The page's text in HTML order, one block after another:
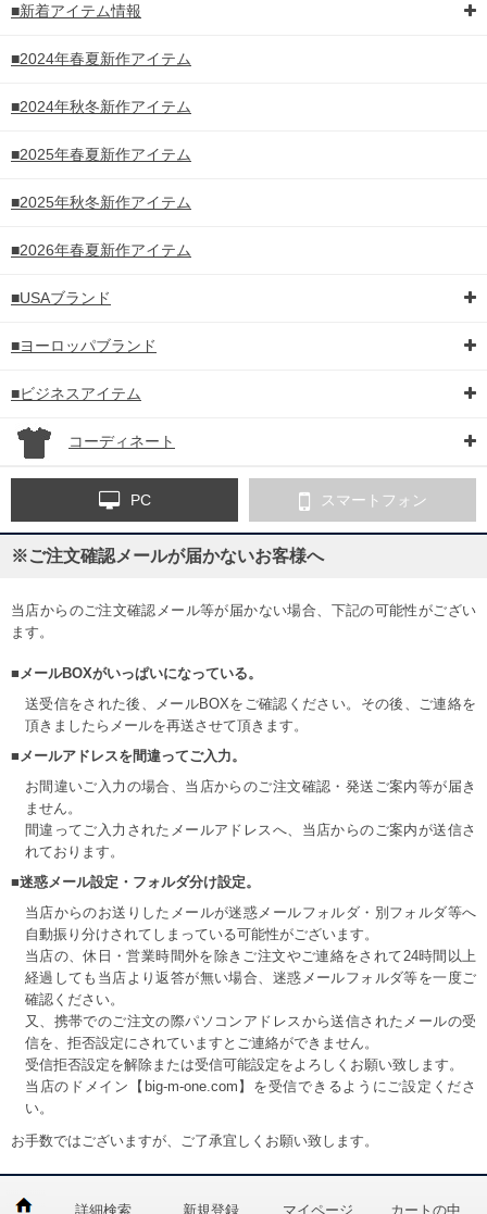
COLOR VARIATION
DETAIL
■新着アイテム情報
■2024年春夏新作アイテム
■2024年秋冬新作アイテム
■2025年春夏新作アイテム
■2025年秋冬新作アイテム
■2026年春夏新作アイテム
■USAブランド
■ヨーロッパブランド
■ビジネスアイテム
コーディネート
PC スマートフォン
※ご注文確認メールが届かないお客様へ
当店からのご注文確認メール等が届かない場合、下記の可能性がござい
ます。
■メールBOXがいっぱいになっている。
送受信をされた後、メールBOXをご確認ください。その後、ご連絡を
頂きましたらメールを再送させて頂きます。
■メールアドレスを間違ってご入力。
お間違いご入力の場合、当店からのご注文確認・発送ご案内等が届き
ません。
間違ってご入力されたメールアドレスへ、当店からのご案内が送信さ
れております。
■迷惑メール設定・フォルダ分け設定。
当店からのお送りしたメールが迷惑メールフォルダ・別フォルダ等へ
自動振り分けされてしまっている可能性がございます。
当店の、休日・営業時間外を除きご注文やご連絡をされて24時間以上
経過しても当店より返答が無い場合、迷惑メールフォルダ等を一度ご
確認ください。
又、携帯でのご注文の際パソコンアドレスから送信されたメールの受
信を、拒否設定にされていますとご連絡ができません。
受信拒否設定を解除または受信可能設定をよろしくお願い致します。
当店のドメイン【big-m-one.com】を受信できるようにご設定くださ
い。
お手数ではございますが、ご了承宜しくお願い致します。
詳細検索 新規登録 マイページ カートの中